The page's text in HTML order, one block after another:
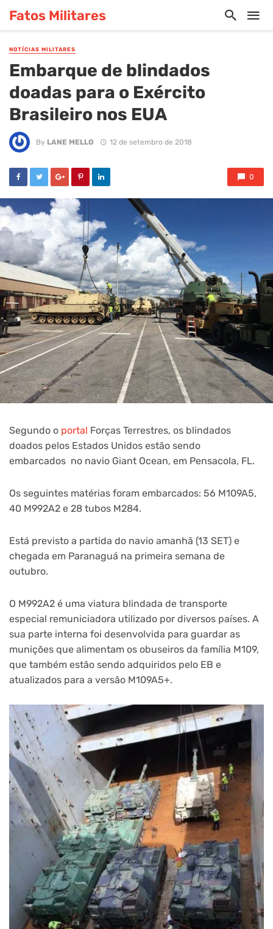
Fatos Militares
NOTÍCIAS MILITARES
Embarque de blindados
doadas para o Exército
Brasileiro nos EUA
By LANE MELLO 12 de setembro de 2018
0
Segundo o portal Forças Terrestres, os blindados
doados pelos Estados Unidos estão sendo
embarcados no navio Giant Ocean, em Pensacola, FL.
Os seguintes matérias foram embarcados: 56 M109A5,
40 M992A2 e 28 tubos M284.
Está previsto a partida do navio amanhã (13 SET) e
chegada em Paranaguá na primeira semana de
outubro.
O M992A2 é uma viatura blindada de transporte
especial remuniciadora utilizado por diversos países. A
sua parte interna foi desenvolvida para guardar as
munições que alimentam os obuseiros da família M109,
que também estão sendo adquiridos pelo EB e
atualizados para a versão M109A5+.